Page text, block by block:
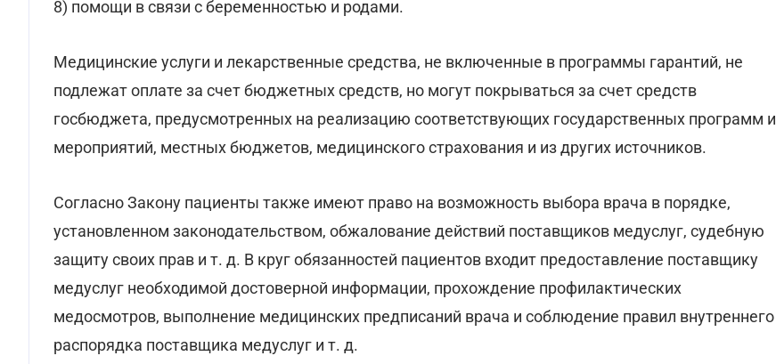
8) помощи в связи с беременностью и родами.
Медицинские услуги и лекарственные средства, не включенные в программы гарантий, не
подлежат оплате за счет бюджетных средств, но могут покрываться за счет средств
госбюджета, предусмотренных на реализацию соответствующих государственных программ и
мероприятий, местных бюджетов, медицинского страхования и из других источников.
Согласно Закону пациенты также имеют право на возможность выбора врача в порядке,
установленном законодательством, обжалование действий поставщиков медуслуг, судебную
защиту своих прав и т. д. В круг обязанностей пациентов входит предоставление поставщику
медуслуг необходимой достоверной информации, прохождение профилактических
медосмотров, выполнение медицинских предписаний врача и соблюдение правил внутреннего
распорядка поставщика медуслуг и т. д.